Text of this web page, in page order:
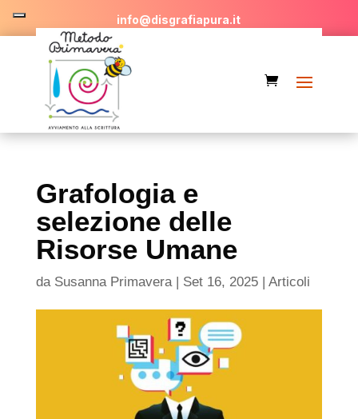
info@disgrafiapura.it
Grafologia e
selezione delle
Risorse Umane
da Susanna Primavera| Set 16, 2025| Articoli